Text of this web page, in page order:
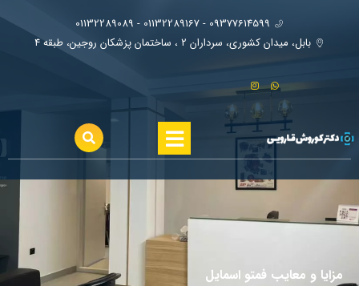
09377614599 - 01132289167 - 01132289089
بابل، ميدان كشوري، سرداران ٢ ، ساختمان پزشكان روجين، طبقه ٤
مزایا و معایب فمتو اسمایل